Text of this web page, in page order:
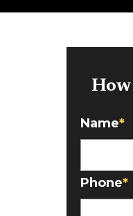
How
Name*
Phone*